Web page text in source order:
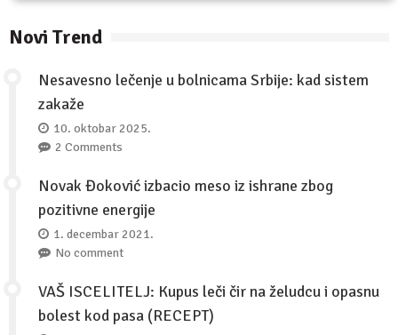
Novi Trend
Nesavesno lečenje u bolnicama Srbije: kad sistem
zakaže
10. oktobar 2025.
2 Comments
Novak Đoković izbacio meso iz ishrane zbog
pozitivne energije
1. decembar 2021.
No comment
VAŠ ISCELITELJ: Kupus leči čir na želudcu i opasnu
bolest kod pasa (RECEPT)